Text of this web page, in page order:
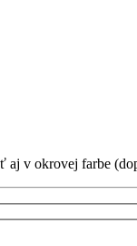
v okrovej farbe